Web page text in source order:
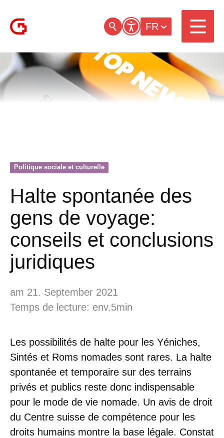
FR
Politique sociale et culturelle
Halte spontanée des
gens de voyage:
conseils et conclusions
juridiques
am 21. September 2021
Temps de lecture: env.5min
Les possibilités de halte pour les Yéniches,
Sintés et Roms nomades sont rares. La halte
spontanée et temporaire sur des terrains
privés et publics reste donc indispensable
pour le mode de vie nomade. Un avis de droit
du Centre suisse de compétence pour les
droits humains montre la base légale. Constat